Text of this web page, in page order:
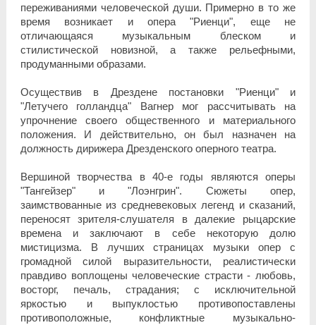
переживаниями человеческой души. Примерно в то же
время возникает и опера "Риенци", еще не
отличающаяся музыкальным блеском и
стилистической новизной, а также рельефными,
продуманными образами.
Осуществив в Дрездене постановки "Риенци" и
"Летучего голландца" Вагнер мог рассчитывать на
упрочнение своего общественного и материального
положения. И действительно, он был назначен на
должность дирижера Дрезденского оперного театра.
Вершиной творчества в 40-е годы являются оперы
"Тангейзер" и "Лоэнгрин". Сюжеты опер,
заимствованные из средневековых легенд и сказаний,
переносят зрителя-слушателя в далекие рыцарские
времена и заключают в себе некоторую долю
мистицизма. В лучших страницах музыки опер с
громадной силой выразительности, реалистически
правдиво воплощены человеческие страсти - любовь,
восторг, печаль, страдания; с исключительной
яркостью и выпуклостью противопоставлены
противоположные, конфликтные музыкально-